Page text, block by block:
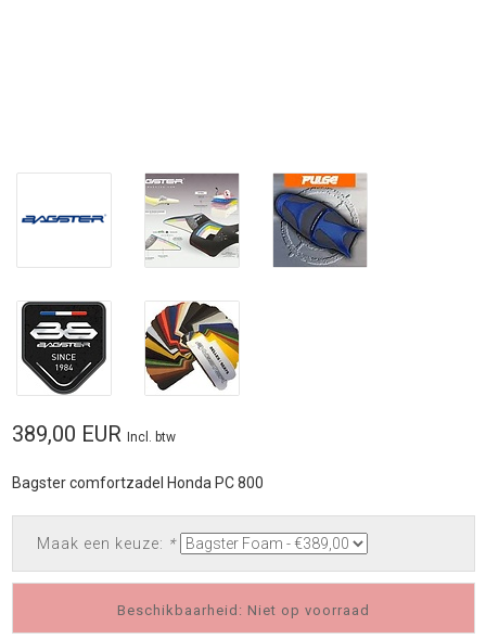
389,00 EUR Incl. btw
Bagster comfortzadel Honda PC 800
Maak een keuze: *
Beschikbaarheid: Niet op voorraad